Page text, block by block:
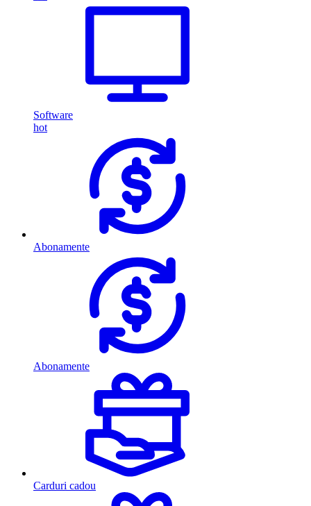
Software
hot
Abonamente
Abonamente
Carduri cadou